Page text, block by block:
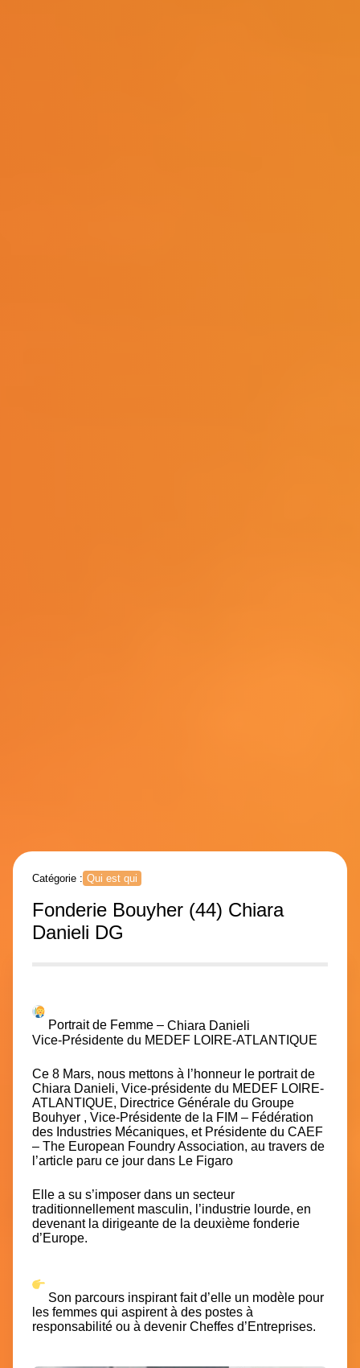
Catégorie : Qui est qui
Fonderie Bouyher (44) Chiara
Danieli DG
Portrait de Femme – Chiara Danieli
Vice-Présidente du MEDEF LOIRE-ATLANTIQUE
Ce 8 Mars, nous mettons à l’honneur le portrait de
Chiara Danieli, Vice-présidente du MEDEF LOIRE-
ATLANTIQUE, Directrice Générale du Groupe
Bouhyer , Vice-Présidente de la FIM – Fédération
des Industries Mécaniques, et Présidente du CAEF
– The European Foundry Association, au travers de
l’article paru ce jour dans Le Figaro
Elle a su s’imposer dans un secteur
traditionnellement masculin, l’industrie lourde, en
devenant la dirigeante de la deuxième fonderie
d’Europe.
Son parcours inspirant fait d’elle un modèle pour
les femmes qui aspirent à des postes à
responsabilité ou à devenir Cheffes d’Entreprises.